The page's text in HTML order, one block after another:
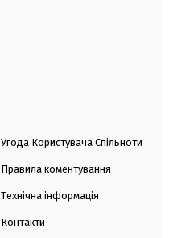
Угода Користувача Спільноти
Правила коментування
Технічна інформація
Контакти